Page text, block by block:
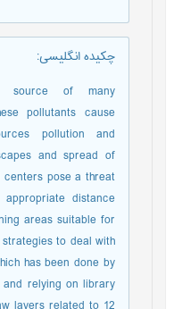
چکیده انگلیسی:
source of many
pollutants cause
pollution and
and spread of
centers pose a threat
distance
areas suitable for
to deal with
has been done by
and relying on library